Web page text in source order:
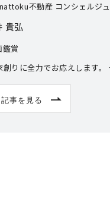
不動産 コンシェルジュ
貴弘
鑑賞
創りに全力でお応えします
事を見る